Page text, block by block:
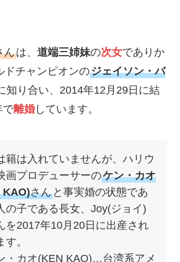
んは、道端三姉妹の次女でありか
ドチャンピオンのジェイソン・バ
知り合い、2014年12月29日に結
で離婚 しています。
籍は入れていませんが、ハリウ
画プロデューサーのケン・カオ
KAO)さんと事実婚の状態であ
の子である長女、Joy(ジョイ)
を2017年10月20日に出産され
す。
・カオ(KEN KAO)…台湾系アメ